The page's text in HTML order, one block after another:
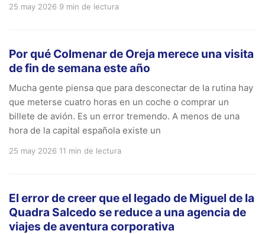
25 may 2026 9 min de lectura
Por qué Colmenar de Oreja merece una visita
de fin de semana este año
Mucha gente piensa que para desconectar de la rutina hay
que meterse cuatro horas en un coche o comprar un
billete de avión. Es un error tremendo. A menos de una
hora de la capital española existe un
25 may 2026 11 min de lectura
El error de creer que el legado de Miguel de la
Quadra Salcedo se reduce a una agencia de
viajes de aventura corporativa